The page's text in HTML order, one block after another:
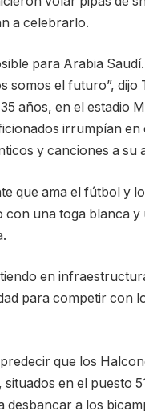
a celebrarlo.
para Arabia
somos el futuro”, dijo
años, en el estadio
irrumpían en
y canciones a su
que ama el fútbol y
con una toga blanca y
en
para competir con
que los
situados en el puesto
desbancar a los